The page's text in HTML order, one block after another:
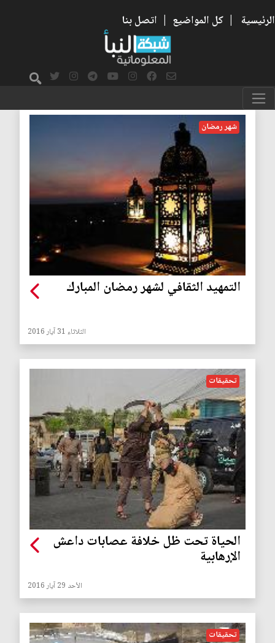
الرئيسية | كل المواضيع | اتصل بنا
شهر رمضان
التمهيد الثقافي لشهر رمضان المبارك
الثلاثاء 31 آيار 2016
تحقيقات
الحياة تحت ظل خلافة عصابات داعش
الإرهابية
الأحد 29 آيار 2016
تحقيقات